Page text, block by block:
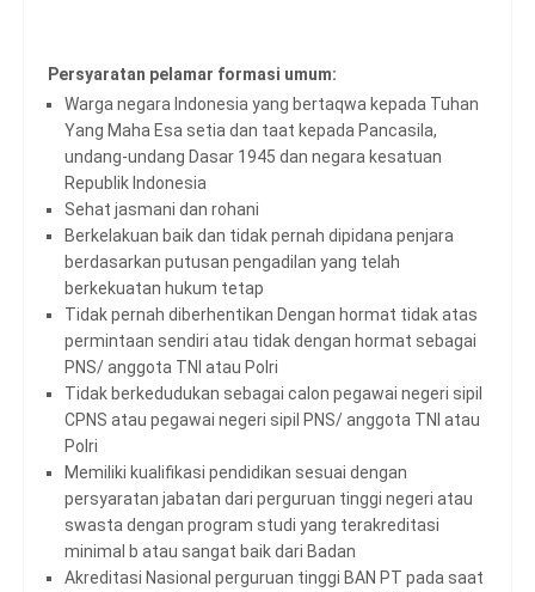
Persyaratan pelamar formasi umum:
Warga negara Indonesia yang bertaqwa kepada Tuhan
Yang Maha Esa setia dan taat kepada Pancasila,
undang-undang Dasar 1945 dan negara kesatuan
Republik Indonesia
Sehat jasmani dan rohani
Berkelakuan baik dan tidak pernah dipidana penjara
berdasarkan putusan pengadilan yang telah
berkekuatan hukum tetap
Tidak pernah diberhentikan Dengan hormat tidak atas
permintaan sendiri atau tidak dengan hormat sebagai
PNS/ anggota TNI atau Polri
Tidak berkedudukan sebagai calon pegawai negeri sipil
CPNS atau pegawai negeri sipil PNS/ anggota TNI atau
Polri
Memiliki kualifikasi pendidikan sesuai dengan
persyaratan jabatan dari perguruan tinggi negeri atau
swasta dengan program studi yang terakreditasi
minimal b atau sangat baik dari Badan
Akreditasi Nasional perguruan tinggi BAN PT pada saat